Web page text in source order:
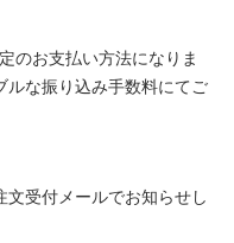
のお支払い方法になりま
ルな振り込み手数料にてご
受付メールでお知らせし